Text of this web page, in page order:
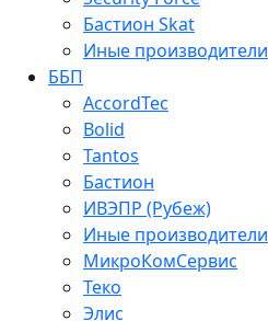
Бастион Skat
Иные производители
ББП
AccordTec
Bolid
Tantos
Бастион
ИВЭПР (Рубеж)
Иные производители
МикроКомСервис
Теко
Элис